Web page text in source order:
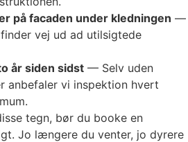
på facaden under kledningen —
vej ud ad utilsigtede
år siden sidst — Selv uden
anbefaler vi inspektion hvert
tegn, bør du booke en
Jo længere du venter, jo dyrere